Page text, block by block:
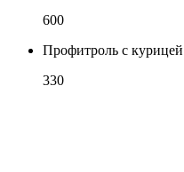
600
Профитроль с
330